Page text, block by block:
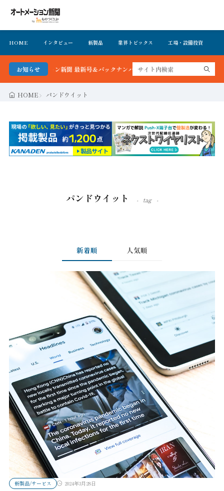
HOME インタビュー 新製品 業界トピックス 工場・設備投資
お知らせ
ーション新聞 最新号＆バックナンバーを無料で公開中 詳細はこちら
HOME パンドウイット
パンドウイット tag
新着順 人気順
新製品/サービス 2024年3月28日